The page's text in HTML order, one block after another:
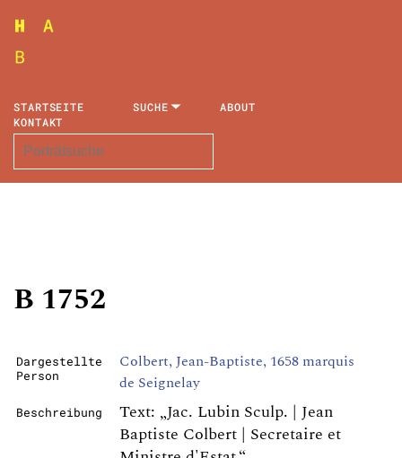
STARTSEITE SUCHE
ABOUT
KONTAKT
B 1752
Dargestellte
Person
Colbert, Jean-Baptiste, 1658 marquis
de Seignelay
Beschreibung
Text: „Jac. Lubin Sculp. | Jean
Baptiste Colbert | Secretaire et